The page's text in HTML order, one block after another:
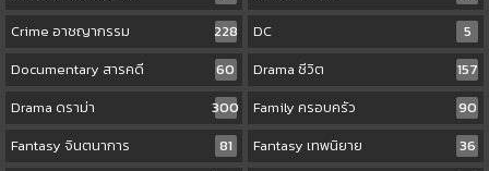
Crime อาชญากรรม
228 DC
5
Documentary สารคดี
60 Drama ชีวิต
157
Drama ดราม่า
300 Family ครอบครัว
90
Fantasy จินตนาการ
81 Fantasy เทพนิยาย
36